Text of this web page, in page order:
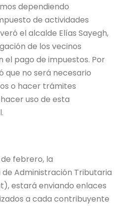
dependiendo
de actividades
el alcalde Elías Sayegh,
de los vecinos
pago de impuestos. Por
que no será necesario
o hacer trámites
uso de esta
febrero, la
Administración Tributaria
estará enviando enlaces
a cada contribuyente